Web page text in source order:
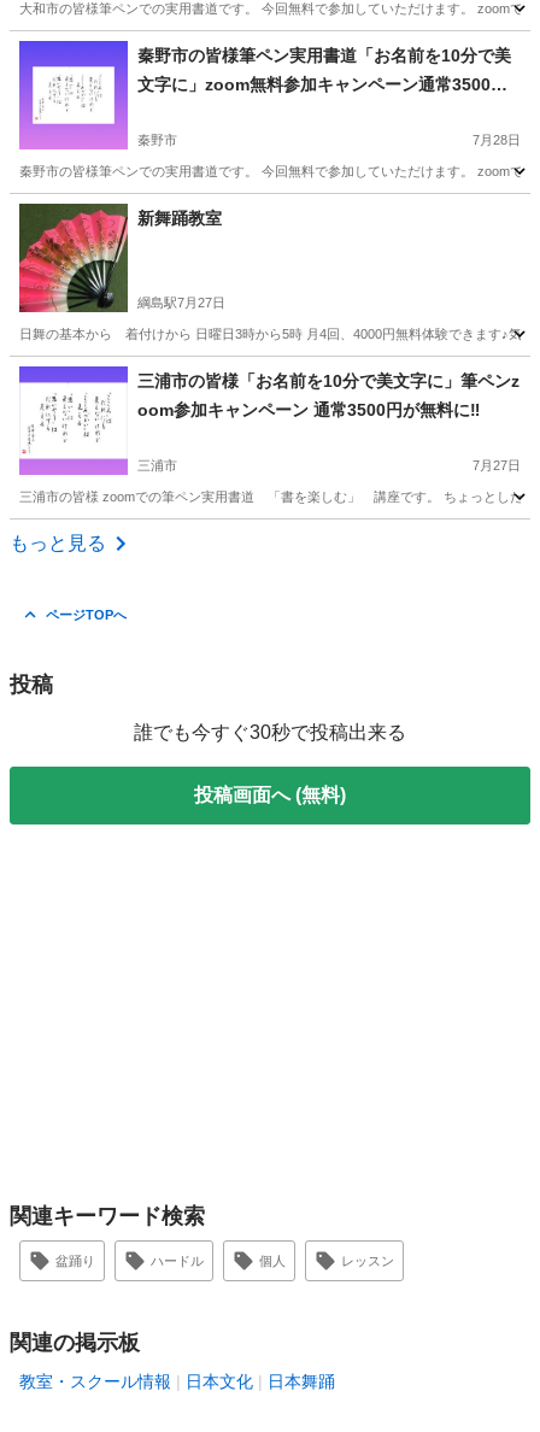
大和市の皆様筆ペンでの実用書道です。 今回無料で参加していただけます。 zoom
神奈川 大和市 書道 文字
秦野市の皆様筆ペン実用書道「お名前を10分で美
文字に」zoom無料参加キャンペーン通常3500円
秦野市 7月28日
秦野市の皆様筆ペンでの実用書道です。 今回無料で参加していただけます。 zoom
神奈川 秦野市 書道
新舞踊教室
綱島駅7月27日
日舞の基本から 着付けから 日曜日3時から5時 月4回、4000円無料体験できます♪気
神奈川 横浜市 綱島駅 日本舞踊
三浦市の皆様「お名前を10分で美文字に」筆ペンz
oom参加キャンペーン 通常3500円が無料に‼️
三浦市 7月27日
三浦市の皆様 zoomでの筆ペン実用書道 「書を楽しむ」 講座です。 ちょっとした
神奈川 三浦市
もっと見る
ページTOPへ
投稿
誰でも今すぐ30秒で投稿出来る
投稿画面へ (無料)
関連キーワード検索
盆踊り ハードル 個人 レッスン
関連の掲示板
教室・スクール情報 日本文化 日本舞踊